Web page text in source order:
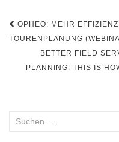
OPHEO: MEHR
TOURENPLANUNG
BETTER FIELD
PLANNING: THIS IS
Suchen